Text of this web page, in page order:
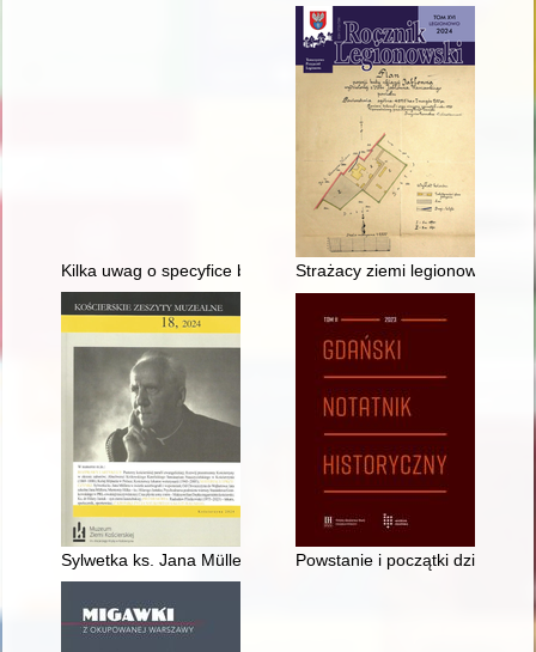
Kilka uwag o specyfice badań nad historią kobiet w późnej
Strażacy ziemi legionowskiej -
Sylwetka ks. Jana Müllera w świetle autobiografii i wspomnień
Powstanie i początki